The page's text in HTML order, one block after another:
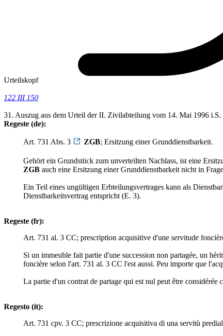
Urteilskopf
122 III 150
31. Auszug aus dem Urteil der II. Zivilabteilung vom 14. Mai 1996
Regeste (de):
Art. 731 Abs. 3 ZGB; Ersitzung einer Grunddienstbarkeit.
Gehört ein Grundstück zum unverteilten Nachlass, ist eine
ZGB auch eine Ersitzung einer Grunddienstbarkeit nicht in
Ein Teil eines ungültigen Erbteilungsvertrages kann als
Dienstbarkeitsvertrag entspricht (E. 3).
Regeste (fr):
Art. 731 al. 3 CC; prescription acquisitive d'une servitude
Si un immeuble fait partie d'une succession non partagée, un
foncière selon l'art. 731 al. 3 CC l'est aussi. Peu importe que
La partie d'un contrat de partage qui est nul peut être
Regesto (it):
Art. 731 cpv. 3 CC; prescrizione acquisitiva di una servitù